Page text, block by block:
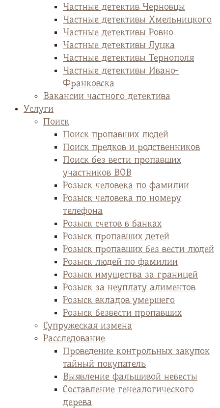
Частные детектив Черновцы
Частные детективы Хмельницкого
Частные детективы Ровно
Частные детективы Луцка
Частные детективы Тернополя
Частные детективы Ивано-
Франковска
Вакансии частного детектива
Услуги
Поиск
Поиск пропавших людей
Поиск предков и родственников
Поиск без вести пропавших
участников ВОВ
Розыск человека по фамилии
Розыск человека по номеру
телефона
Розыск счетов в банках
Розыск пропавших детей
Розыск пропавших без вести людей
Розыск людей по фамилии
Розыск имущества за границей
Розыск за неуплату алиментов
Розыск вкладов умершего
Розыск безвести пропавших
Супружеская измена
Расследование
Проведение контрольных закупок
тайный покупатель
Выявление фальшивой невесты
Cоставление генеалогического
дерева